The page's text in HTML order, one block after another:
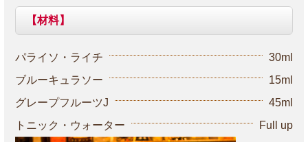
【材料】
パライソ・ライチ
30ml
ブルーキュラソー
15ml
グレープフルーツJ
45ml
トニック・ウォーター
Full up